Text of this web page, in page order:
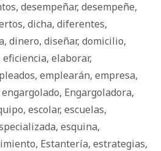
, desempeñar, desempeñe,
, dicha, diferentes,
, dinero, diseñar, domicilio,
eficiencia, elaborar,
, emplearán, empresa,
engargolado, Engargoladora,
, escolar, escuelas,
, esquina,
, Estantería, estrategias,